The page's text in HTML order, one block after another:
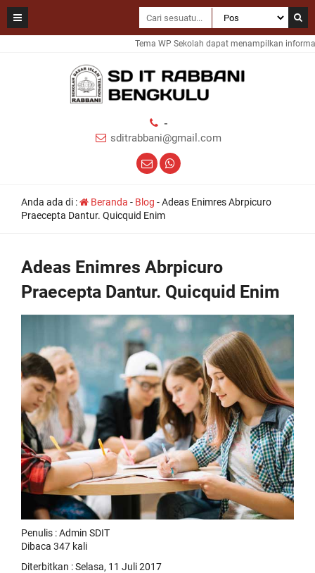
Tema WP Sekolah dapat menampilkan
-
sditrabbani@gmail.com
Anda ada di : Beranda - Blog -Adeas Enimres Abrpicuro
Praecepta Dantur. Quicquid Enim
Adeas Enimres Abrpicuro
Praecepta Dantur. Quicquid Enim
Penulis : Admin SDIT
Dibaca 347 kali
Diterbitkan :Selasa, 11 Juli 2017